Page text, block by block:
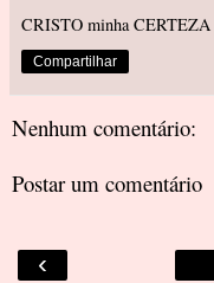
CRISTO minha CERTEZA
Compartilhar
Nenhum comentário:
Postar um comentário
‹